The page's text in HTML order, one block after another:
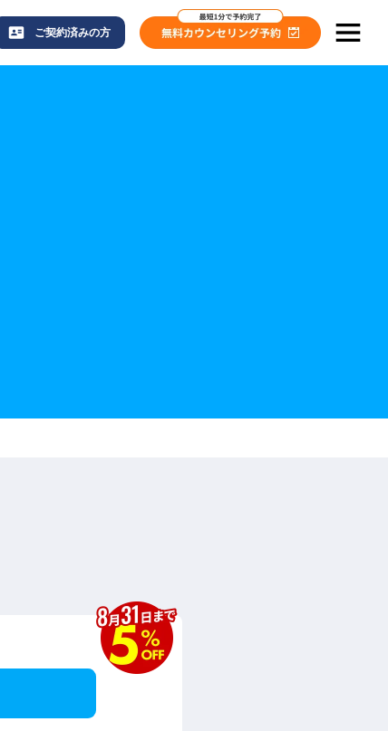
ご契約済みの方